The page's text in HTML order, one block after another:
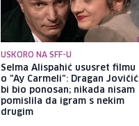
USKORO NA SFF-U
Selma Alispahić ususret filmu
o "Ay Carmeli": Dragan Jovičić
bi bio ponosan; nikada nisam
pomislila da igram s nekim
drugim